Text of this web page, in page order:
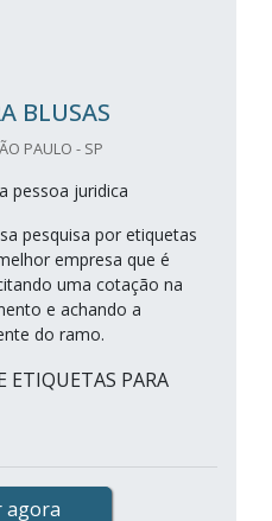
BLUSAS
PAULO - SP
pessoa juridica
pesquisa por etiquetas
empresa que é
uma cotação na
e achando a
do ramo.
ETIQUETAS PARA
agora